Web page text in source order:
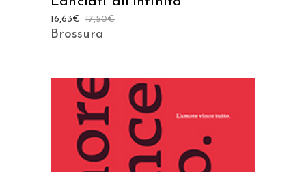
17,50€
16,63€
Brossura